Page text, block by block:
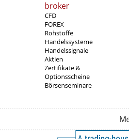
broker
CFD
FOREX
Rohstoffe
Handelssysteme
Handelssignale
Aktien
Zertifikate &
Optionsscheine
Börsenseminare